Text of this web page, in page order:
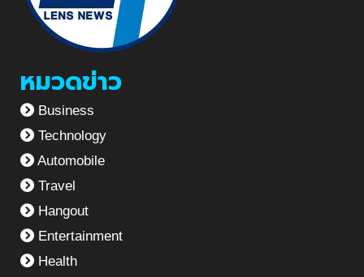
หมวดข่าว
Business
Technology
Automobile
Travel
Hangout
Entertainment
Health